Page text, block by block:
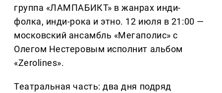
группа «ЛАМПАБИКТ» в жанрах инди-
фолка, инди-рока и этно. 12 июля в 21:00 —
московский ансамбль «Мегаполис» с
Олегом Нестеровым исполнит альбом
«Zerolines».
Театральная часть: два дня подряд